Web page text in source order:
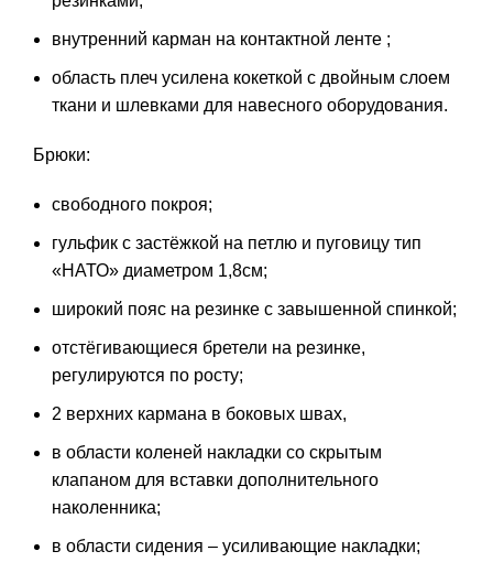
внутренний карман на контактной ленте ;
область плеч усилена кокеткой с двойным слоем
ткани и шлевками для навесного оборудования.
Брюки:
свободного покроя;
гульфик с застёжкой на петлю и пуговицу тип
«НАТО» диаметром 1,8см;
широкий пояс на резинке с завышенной спинкой;
отстёгивающиеся бретели на резинке,
регулируются по росту;
2 верхних кармана в боковых швах,
в области коленей накладки со скрытым
клапаном для вставки дополнительного
наколенника;
в области сидения – усиливающие накладки;